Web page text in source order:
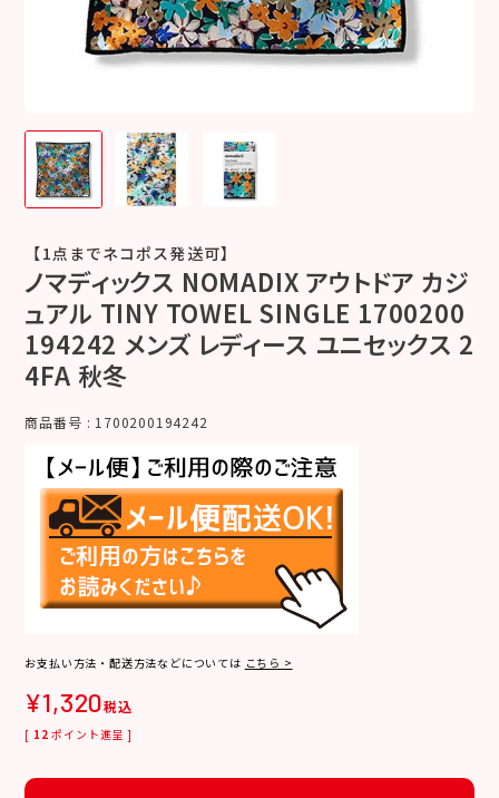
【1点までネコポス発送可】
ノマディックス NOMADIX アウトドア カジ
ュアル TINY TOWEL SINGLE 1700200
194242 メンズ レディース ユニセックス 2
4FA 秋冬
商品番号 1700200194242
お支払い方法・配送方法などについては こちら >
¥1,320税込
[ 12 ポイント進呈 ]